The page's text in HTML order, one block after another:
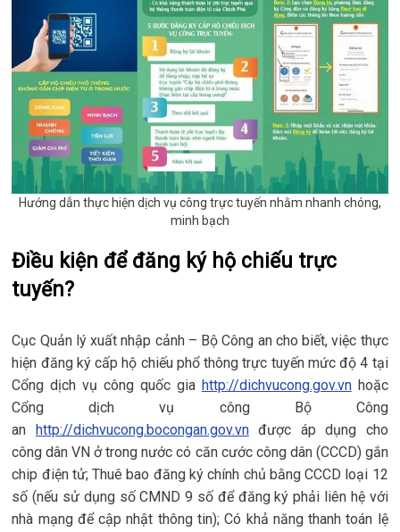
Hướng dẫn thực hiện dịch vụ công trực tuyến nhằm nhanh chóng,
minh bạch
Điều kiện để đăng ký hộ chiếu trực
tuyến?
Cục Quản lý xuất nhập cảnh – Bộ Công an cho biết, việc thực
hiện đăng ký cấp hộ chiếu phổ thông trực tuyến mức độ 4 tại
Cổng dịch vụ công quốc gia http://dichvucong.gov.vnhoặc
Cổng dịch vụ công Bộ Công
an
http://dichvucong.bocongan.gov.vnđược áp dụng cho
công dân VN ở trong nước có căn cước công dân (CCCD) gắn
chip điện tử; Thuê bao đăng ký chính chủ bằng CCCD loại 12
số (nếu sử dụng số CMND 9 số để đăng ký phải liên hệ với
nhà mạng để cập nhật thông tin); Có khả năng thanh toán lệ